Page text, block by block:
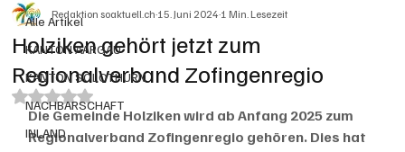
Alle Artikel
KANTON AARGAU
KANTON SOLOTHURN
NACHBARSCHAFT
INLAND
Holziken gehört jetzt zum
Regionalverband Zofingenregio
Redaktion soaktuell.ch15. Juni 20241 Min. Lesezeit
Mit NaN von 5 Sternen bewertet.
Die Gemeinde Holziken wird ab Anfang 2025 zum
Regionalverband Zofingenregio gehören. Dies hat